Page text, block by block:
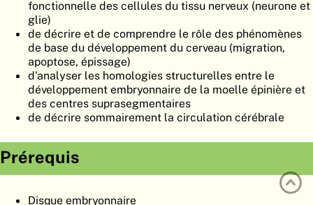
DE
EN
fonctionnelle des cellules du tissu nerveux (neurone et
glie)
de décrire et de comprendre le rôle des phénomènes
de base du développement du cerveau (migration,
apoptose, épissage)
d'analyser les homologies structurelles entre le
développement embryonnaire de la moelle épinière et
des centres suprasegmentaires
de décrire sommairement la circulation cérébrale
Prérequis
Disque embryonnaire